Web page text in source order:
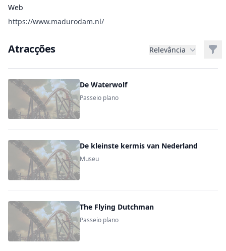
Web
https://www.madurodam.nl/
Atracções Relevância
De Waterwolf
Passeio plano
De kleinste kermis van Nederland
Museu
The Flying Dutchman
Passeio plano